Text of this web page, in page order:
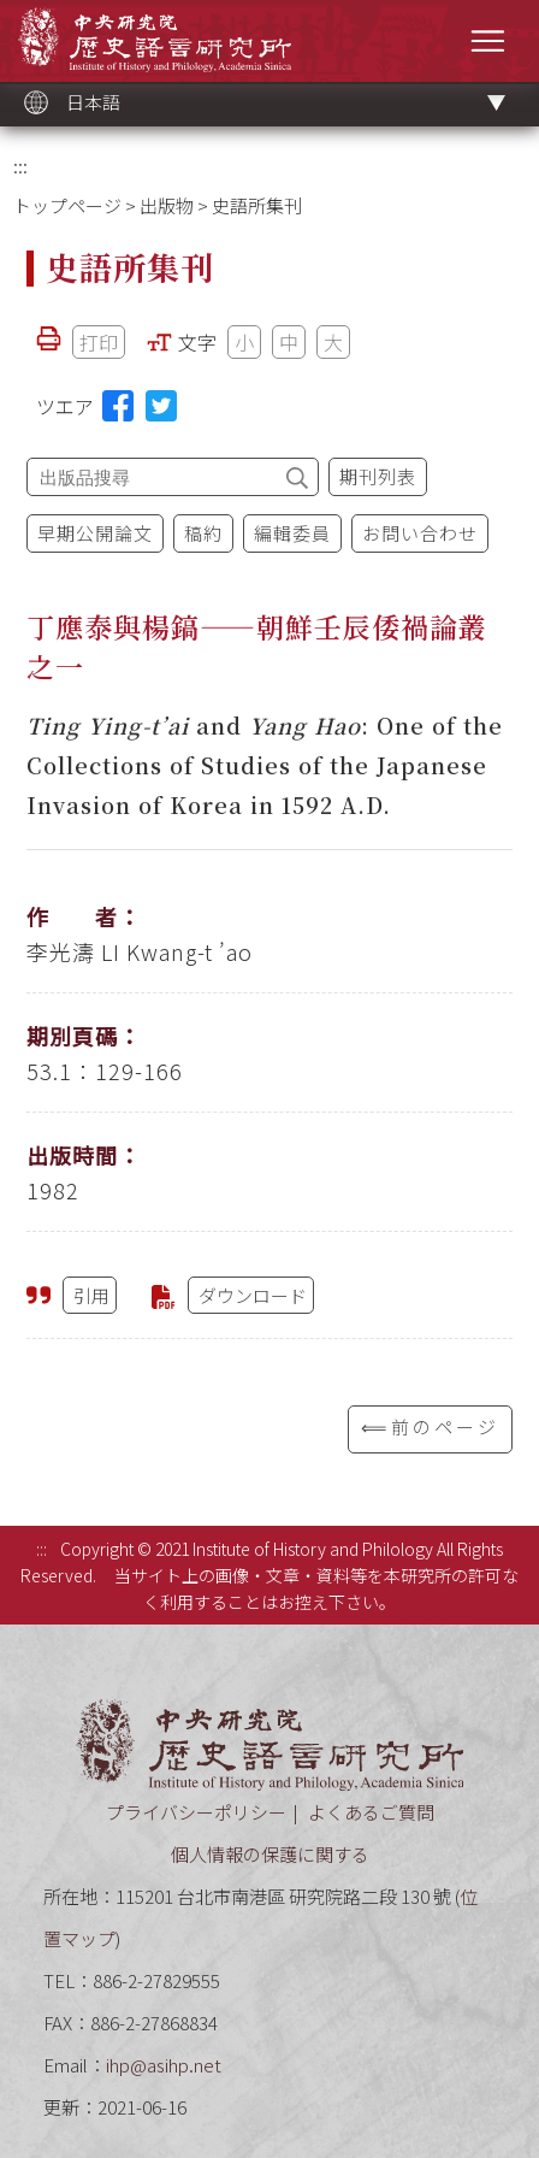
ッ
ク
日本語
:::
トップページ > 出版物 > 史語所集刊
史語所集刊
打印 文字 小 中 大
ツエア
期刊列表
早期公開論文 稿約 編輯委員 お問い合わせ
丁應泰與楊鎬——朝鮮壬辰倭禍論叢
之一
Ting Ying-t’aiand Yang Hao: One of the
Collections of Studies of the Japanese
Invasion of Korea in 1592 A.D.
作 者：
李光濤 LI Kwang-t ’ao
期別頁碼：
53.1：129-166
出版時間：
1982
引用 ダウンロード
⟸前のページ
:::
Copyright © 2021 Institute of History and Philology All Rights
Reserved.
当サイト上の画像・文章・資料等を本研究所の許可な
く利用することはお控え下さい。
プライバシーポリシー
よくあるご質問
個人情報の保護に関する
所在地：115201 台北市南港區 研究院路二段 130 號 (位
置マップ)
TEL：886-2-27829555
FAX：886-2-27868834
Email： ihp@asihp.net
更新：2021-06-16